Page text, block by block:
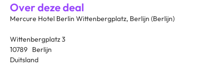
Over deze deal
Mercure Hotel Berlin Wittenbergplatz, Berlijn (Berlijn)
Wittenbergplatz 3
10789 Berlijn
Duitsland